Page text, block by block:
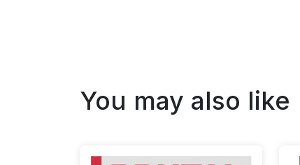
You may also like